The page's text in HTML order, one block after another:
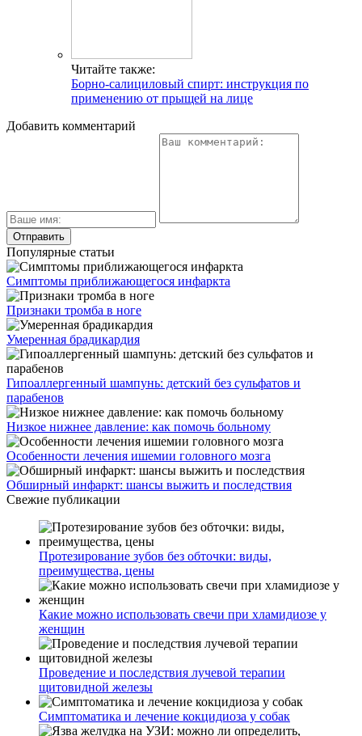
Читайте также:
Борно-салициловый спирт: инструкция по
применению от прыщей на лице
Добавить комментарий
Популярные статьи
Симптомы приближающегося инфаркта
Признаки тромба в ноге
Умеренная брадикардия
Гипоаллергенный шампунь: детский без сульфатов и
парабенов
Низкое нижнее давление: как помочь больному
Особенности лечения ишемии головного мозга
Обширный инфаркт: шансы выжить и последствия
Свежие публикации
Протезирование зубов без обточки: виды,
преимущества, цены
Какие можно использовать свечи при хламидиозе у
женщин
Проведение и последствия лучевой терапии
щитовидной железы
Симптоматика и лечение кокцидиоза у собак